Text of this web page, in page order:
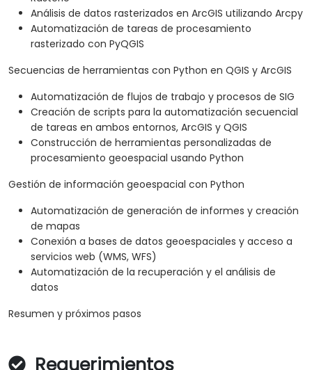
Análisis de datos rasterizados en ArcGIS utilizando Arcpy
Automatización de tareas de procesamiento
rasterizado con PyQGIS
Secuencias de herramientas con Python en QGIS y ArcGIS
Automatización de flujos de trabajo y procesos de SIG
Creación de scripts para la automatización secuencial
de tareas en ambos entornos, ArcGIS y QGIS
Construcción de herramientas personalizadas de
procesamiento geoespacial usando Python
Gestión de información geoespacial con Python
Automatización de generación de informes y creación
de mapas
Conexión a bases de datos geoespaciales y acceso a
servicios web (WMS, WFS)
Automatización de la recuperación y el análisis de
datos
Resumen y próximos pasos
Requerimientos